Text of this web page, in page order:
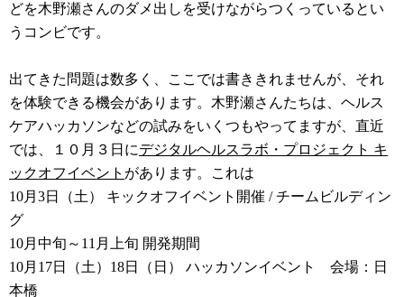
どを木野瀬さんのダメ出しを受けながらつくっているとい
うコンビです。
出てきた問題は数多く、ここでは書ききれませんが、それ
を体験できる機会があります。木野瀬さんたちは、ヘルス
ケアハッカソンなどの試みをいくつもやってますが、直近
では、１０月３日にデジタルヘルスラボ・プロジェクト キ
ックオフイベント があります。これは
10月3日（土） キックオフイベント開催 / チームビルディン
グ
10月中旬～11月上旬 開発期間
10月17日（土）18日（日） ハッカソンイベント 会場：日
本橋